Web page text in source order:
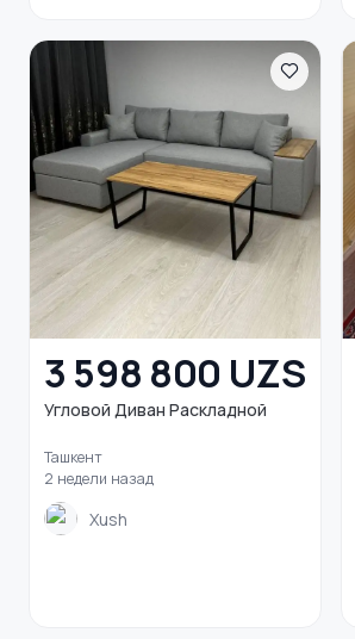
3 598 800 UZS
Угловой Диван Раскладной
Ташкент
2 недели назад
Xush